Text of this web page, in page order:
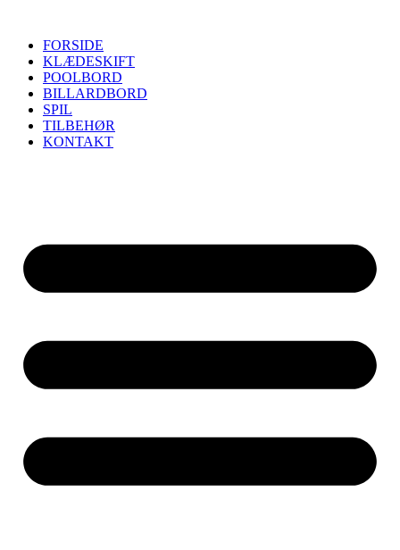
FORSIDE
KLÆDESKIFT
POOLBORD
BILLARDBORD
SPIL
TILBEHØR
KONTAKT